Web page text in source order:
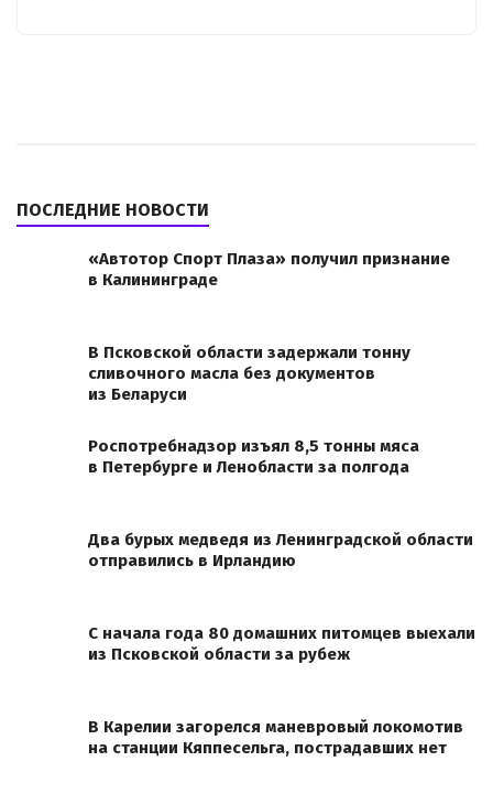
ПОСЛЕДНИЕ НОВОСТИ
«Автотор Спорт Плаза» получил признание
в Калининграде
В Псковской области задержали тонну
сливочного масла без документов
из Беларуси
Роспотребнадзор изъял 8,5 тонны мяса
в Петербурге и Ленобласти за полгода
Два бурых медведя из Ленинградской области
отправились в Ирландию
С начала года 80 домашних питомцев выехали
из Псковской области за рубеж
В Карелии загорелся маневровый локомотив
на станции Кяппесельга, пострадавших нет